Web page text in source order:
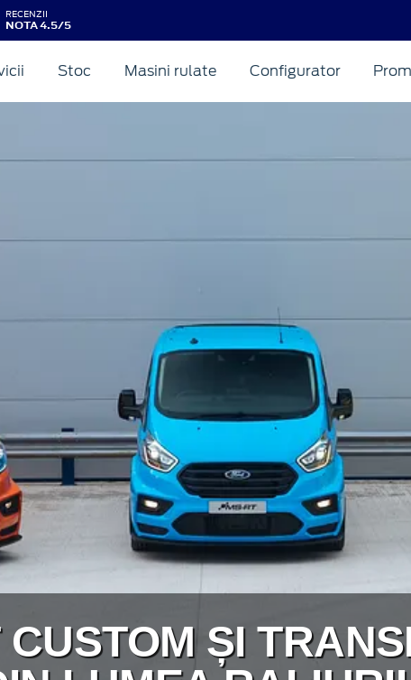
RECENZII
NOTA 4.5/5
Stoc Masini rulate Configurator
ȘI